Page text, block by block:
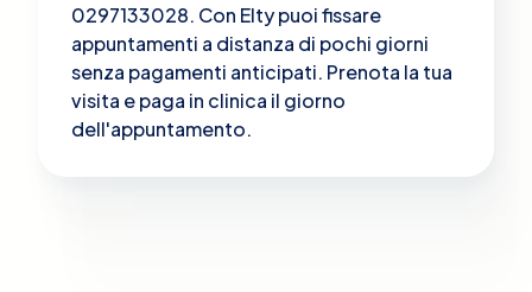
0297133028. Con Elty puoi fissare
appuntamenti a distanza di pochi giorni
senza pagamenti anticipati. Prenota la tua
visita e paga in clinica il giorno
dell'appuntamento.